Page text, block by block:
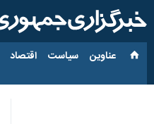
عناوین‌ سیاست اقتصاد